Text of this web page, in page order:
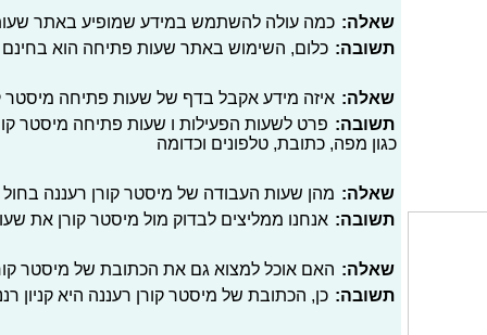
שאלה: כמה עולה להשתמש במידע שמופיע באתר
תשובה: כלום, השימוש באתר שעות פתיחה הוא בחינם
שאלה: איזה מידע אקבל בדף של שעות פתיחה מיסטר
תשובה: פרט לשעות הפעילות ו שעות פתיחה מיסטר
כגון מפה, כתובת, טלפונים וכדומה
שאלה: מהן שעות העבודה של מיסטר קורן רעננה
תשובה: אנחנו ממליצים לבדוק מול מיסטר קורן את
שאלה: האם אוכל למצוא גם את הכתובת של מיסטר
תשובה: כן, הכתובת של מיסטר קורן רעננה היא קניון